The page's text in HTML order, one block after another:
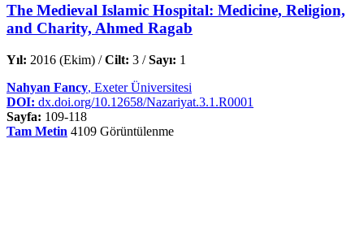
The Medieval Islamic Hospital: Medicine, Religion,
and Charity, Ahmed Ragab
Yıl: 2016 (Ekim) /Cilt: 3 /Sayı: 1
Nahyan Fancy, Exeter Üniversitesi
DOI: dx.doi.org/10.12658/Nazariyat.3.1.R0001
Sayfa: 109-118
Tam Metin 4109 Görüntülenme